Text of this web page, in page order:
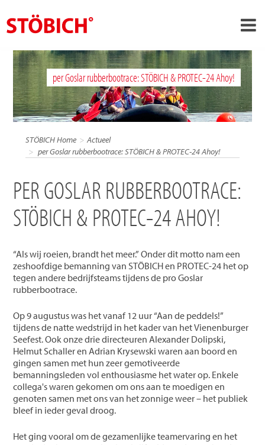
›
NL
›
Over ons
›
Oplossingen
Over Stöbich
Contact
per Goslar rubberbootrace: STÖBICH & PROTEC-24 Ahoy!
STÖBICH Home
Actueel
per Goslar rubberbootrace: STÖBICH & PROTEC-24 Ahoy!
PER GOSLAR RUBBERBOOTRACE:
STÖBICH & PROTEC-24 AHOY!
“Als wij roeien, brandt het meer.” Onder dit motto nam een
zeshoofdige bemanning van STÖBICH en PROTEC-24 het op
tegen andere bedrijfsteams tijdens de pro Goslar
rubberbootrace.
Op 9 augustus was het vanaf 12 uur “Aan de peddels!”
tijdens de natte wedstrijd in het kader van het Vienenburger
Seefest. Ook onze drie directeuren Alexander Dolipski,
Helmut Schaller en Adrian Krysewski waren aan boord en
gingen samen met hun zeer gemotiveerde
bemanningsleden vol enthousiasme het water op. Enkele
collega's waren gekomen om ons aan te moedigen en
genoten samen met ons van het zonnige weer – het publiek
bleef in ieder geval droog.
Het ging vooral om de gezamenlijke teamervaring en het